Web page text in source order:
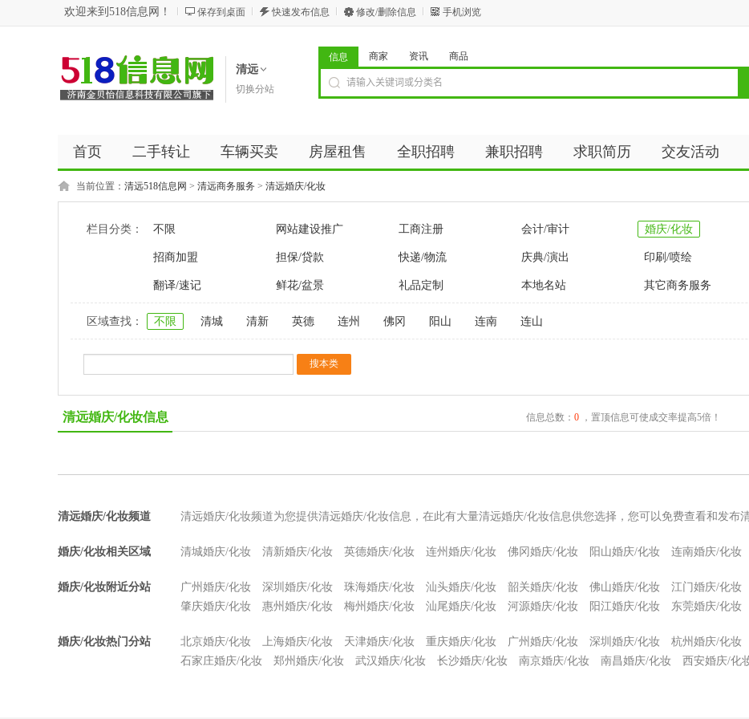
欢迎来到518信息网！ 保存到桌面 快速发布信息 修改/删除信息 手机浏览
清远
切换分站
信息 商家 资讯 商品
首页 二手转让 车辆买卖 房屋租售 全职招聘 兼职招聘 求职简历 交友活动
商务服务 五金建材 优惠券 新闻资讯
当前位置： 清远518信息网 > 清远商务服务 > 清远婚庆/化妆
栏目分类： 不限 网站建设推广 工商注册 会计/审计 婚庆/化妆
招商加盟 担保/贷款 快递/物流 庆典/演出 印刷/喷绘
翻译/速记 鲜花/盆景 礼品定制 本地名站 其它商务服务
区域查找： 不限 清城 清新 英德 连州 佛冈 阳山 连南 连山
清远婚庆/化妆信息 信息总数： 0，置顶信息可使成交率提高5倍！
清远婚庆/化妆频道 清远婚庆/化妆频道为您提供清远婚庆/化妆信息，在此有大量清远婚庆/化妆信息供您选择，您可以免费查看和发布
婚庆/化妆相关区域 清城婚庆/化妆 清新婚庆/化妆 英德婚庆/化妆 连州婚庆/化妆 佛冈婚庆/化妆 阳山婚庆/化妆 连南婚庆/化妆
婚庆/化妆附近分站 广州婚庆/化妆 深圳婚庆/化妆 珠海婚庆/化妆 汕头婚庆/化妆 韶关婚庆/化妆 佛山婚庆/化妆 江门婚庆/化妆
肇庆婚庆/化妆
惠州婚庆/化妆 梅州婚庆/化妆 汕尾婚庆/化妆 河源婚庆/化妆 阳江婚庆/化妆 东莞婚庆/化妆
婚庆/化妆热门分站 北京婚庆/化妆 上海婚庆/化妆 天津婚庆/化妆 重庆婚庆/化妆 广州婚庆/化妆 深圳婚庆/化妆 杭州婚庆/化妆
石家庄婚庆/化妆
郑州婚庆/化妆 武汉婚庆/化妆 长沙婚庆/化妆 南京婚庆/化妆 南昌婚庆/化妆 西安婚庆/化